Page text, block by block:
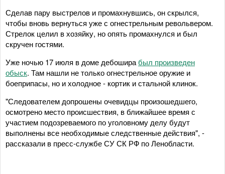
Сделав пару выстрелов и промахнувшись, он скрылся,
чтобы вновь вернуться уже с огнестрельным револьвером.
Стрелок целил в хозяйку, но опять промахнулся и был
скручен гостями.
Уже ночью 17 июля в доме дебоширабыл произведен
обыск. Там нашли не только огнестрельное оружие и
боеприпасы, но и холодное - кортик и стальной клинок.
"Следователем допрошены очевидцы произошедшего,
осмотрено место происшествия, в ближайшее время с
участием подозреваемого по уголовному делу будут
выполнены все необходимые следственные действия", -
рассказали в пресс-службе СУ СК РФ по Ленобласти.